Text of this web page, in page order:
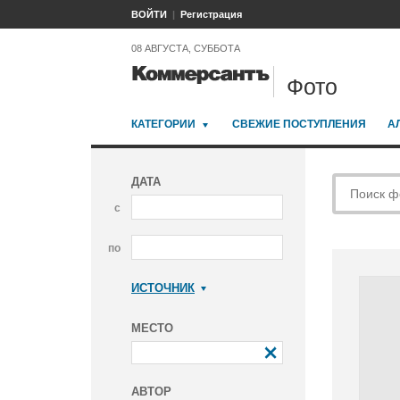
ВОЙТИ Регистрация
08 АВГУСТА, СУББОТА
Фото
КАТЕГОРИИ СВЕЖИЕ ПОСТУПЛЕНИЯ
ДАТА
с
по
ИСТОЧНИК
МЕСТО
АВТОР